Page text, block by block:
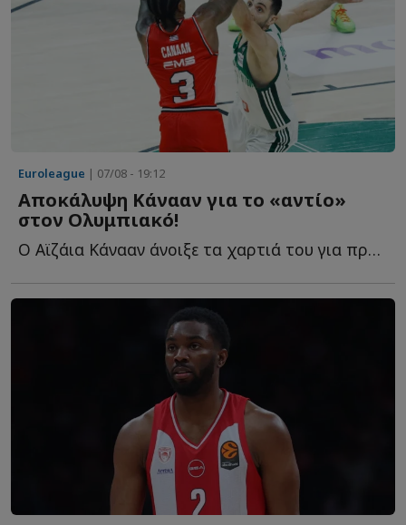
Euroleague | 07/08 - 19:12
Αποκάλυψη Κάνααν για το «αντίο»
στον Ολυμπιακό!
Ο Αϊζάια Κάνααν άνοιξε τα χαρτιά του για πρώτη φορά σ...